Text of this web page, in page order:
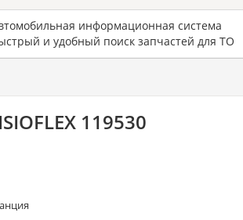
информационная система
и удобный поиск запчастей для ТО
119530